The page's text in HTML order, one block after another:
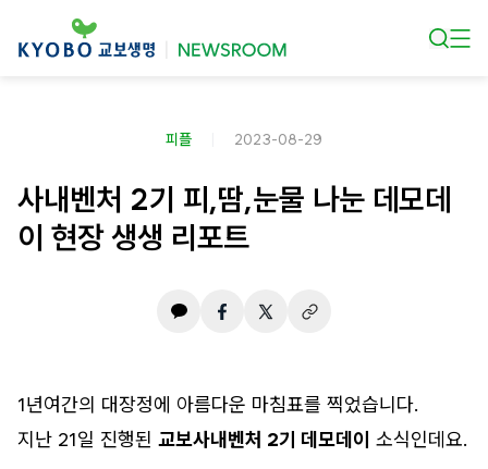
피플 2023-08-29
사내벤처 2기 피,땀,눈물 나눈 데모데
이 현장 생생 리포트
1년여간의 대장정에 아름다운 마침표를 찍었습니다.
지난 21일 진행된 교보사내벤처 2기 데모데이 소식인데요.